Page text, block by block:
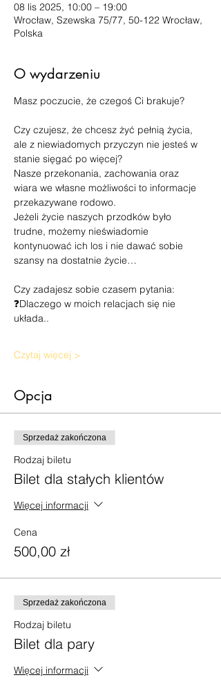
08 lis 2025, 10:00 – 19:00
Wrocław, Szewska 75/77, 50-122 Wrocław,
Polska
O wydarzeniu
Masz poczucie, że czegoś Ci brakuje?
Czy czujesz, że chcesz żyć pełnią życia,
ale z niewiadomych przyczyn nie jesteś w
stanie sięgać po więcej?
Nasze przekonania, zachowania oraz
wiara we własne możliwości to informacje
przekazywane rodowo.
Jeżeli życie naszych przodków było
trudne, możemy nieświadomie
kontynuować ich los i nie dawać sobie
szansy na dostatnie życie…
Czy zadajesz sobie czasem pytania:
❓Dlaczego w moich relacjach się nie
układa..
Czytaj więcej >
Opcja
Sprzedaż zakończona
Rodzaj biletu
Bilet dla stałych klientów
Więcej informacji
Cena
500,00 zł
Sprzedaż zakończona
Rodzaj biletu
Bilet dla pary
Więcej informacji